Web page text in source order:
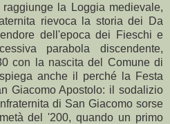
la Loggia medievale,
rievoca la storia dei Da
dell'epoca dei Fieschi e
parabola discendente,
con la nascita del Comune di
anche il perché la Festa
Giacomo Apostolo: il sodalizio
di San Giacomo sorse
del '200, quando un primo